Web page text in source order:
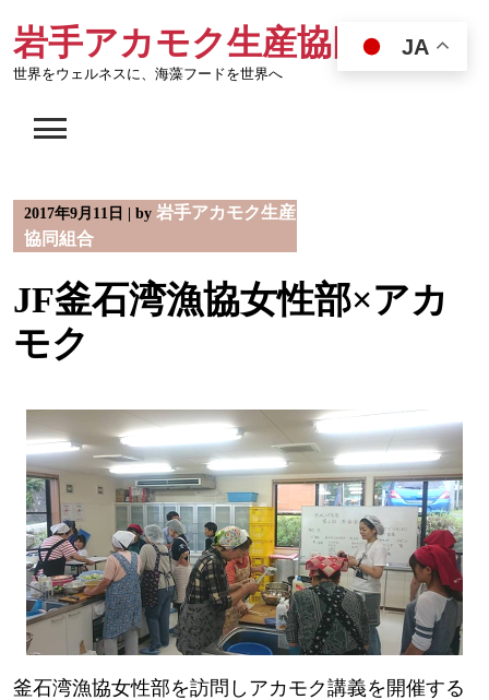
content
岩手アカモク生産協同組合
世界をウェルネスに、海藻フードを世界へ
2017年9月11日 by 岩手アカモク生産
協同組合
JF釜石湾漁協女性部×アカ
モク
釜石湾漁協女性部を訪問しアカモク講義を開催する
JA